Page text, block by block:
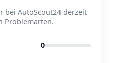
bei AutoScout24 derzeit
Problemarten.
0